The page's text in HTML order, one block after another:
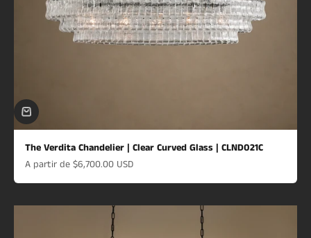
The Verdita Chandelier | Clear Curved Glass | CLND021C
Prix de vente
A partir de $6,700.00 USD